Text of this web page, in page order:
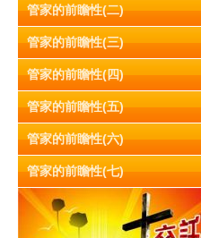
管家的前瞻性(二)
管家的前瞻性(三)
管家的前瞻性(四)
管家的前瞻性(五)
管家的前瞻性(六)
管家的前瞻性(七)